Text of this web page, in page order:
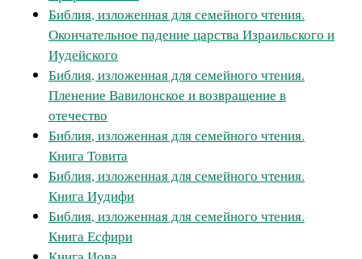
Библия, изложенная для семейного чтения.
Окончательное падение царства Израильского и
Иудейского
Библия, изложенная для семейного чтения.
Пленение Вавилонское и возвращение в
отечество
Библия, изложенная для семейного чтения.
Книга Товита
Библия, изложенная для семейного чтения.
Книга Иудифи
Библия, изложенная для семейного чтения.
Книга Есфири